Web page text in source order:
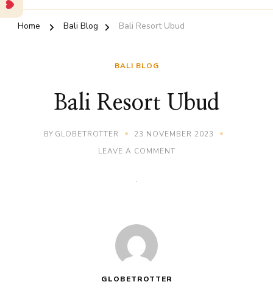
Home Bali Blog Bali Resort Ubud
BALI BLOG
Bali Resort Ubud
BY GLOBETROTTER
23 NOVEMBER 2023
LEAVE A COMMENTON
GLOBETROTTER